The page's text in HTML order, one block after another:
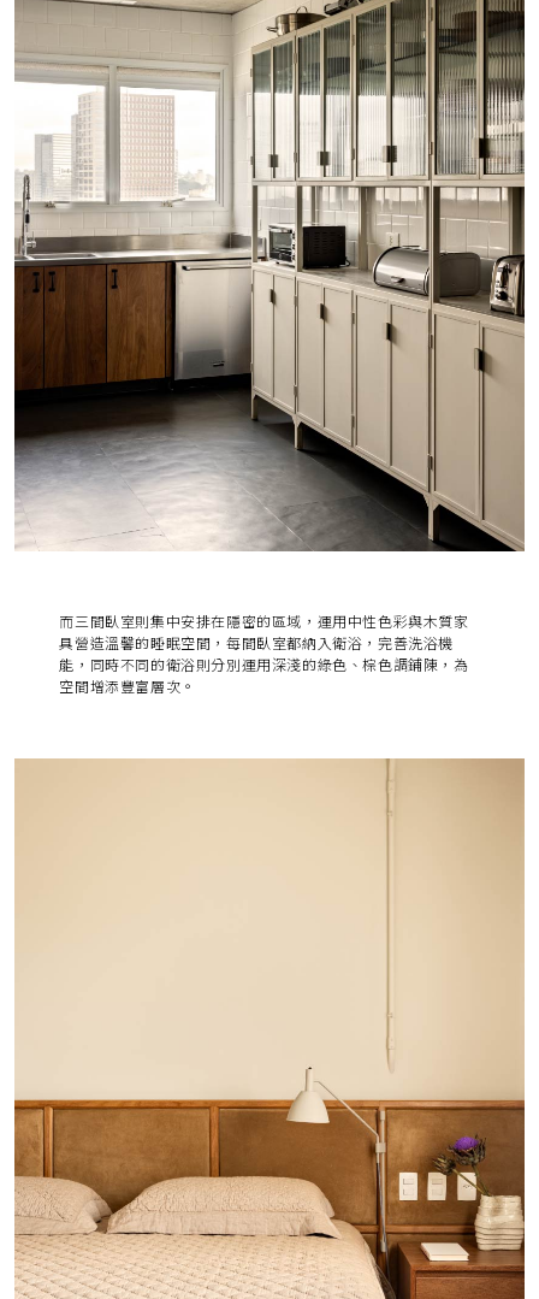
而三間臥室則集中安排在隱密的區域，運用中性色彩與木質家
具營造溫馨的睡眠空間，每間臥室都納入衛浴，完善洗浴機
能，同時不同的衛浴則分別運用深淺的綠色、棕色調鋪陳，為
空間增添豐富層次。